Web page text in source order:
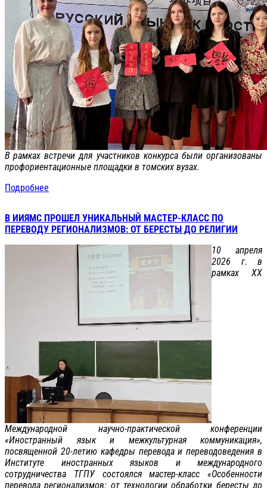
В рамках встречи для участников конкурса были организованы
профориентационные площадки в томских вузах.
Подробнее
В ИИЯМС ПРОШЕЛ УНИКАЛЬНЫЙ МАСТЕР-КЛАСС ПО
ПЕРЕВОДУ РЕГИОНАЛИЗМОВ: ОТ БЕРЕСТЫ ДО РЕЛИГИИ
10 апреля
2026 г. в
рамках XX
Международной научно-практической конференции
«Иностранный язык и межкультурная коммуникация»,
посвященной 20-летию кафедры перевода и переводоведения в
Институте иностранных языков и международного
сотрудничества ТГПУ состоялся мастер-класс «Особенности
перевода регионализмов: от технологии обработки бересты до